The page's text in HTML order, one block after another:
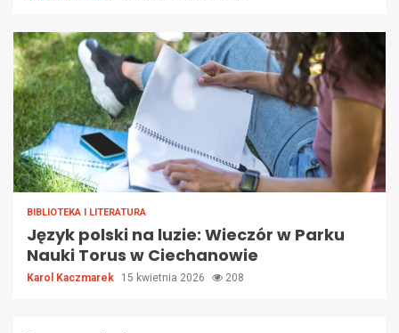
BIBLIOTEKA I LITERATURA
Język polski na luzie: Wieczór w Parku
Nauki Torus w Ciechanowie
Karol Kaczmarek 15 kwietnia 2026 208